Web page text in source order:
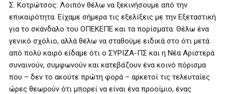
Σ. Κοτρώτσος: Λοιπόν θέλω να ξεκινήσουμε από την
επικαιρότητα. Είχαμε σήμερα τις εξελίξεις με την Εξεταστική
για το σκάνδαλο του ΟΠΕΚΕΠΕ και τα πορίσματα. Θέλω ένα
γενικό σχόλιο, αλλά θέλω να σταθούμε ειδικά στο ότι μετά
από πολύ καιρό είδαμε ότι ο ΣΥΡΙΖΑ-ΠΣ και η Νέα Αριστερά
συναινούν, συμφωνούν και κατεβάζουν ένα κοινό πόρισμα
που – δεν το ακούτε πρώτη φορά – αρκετοί τις τελευταίες
ώρες θεωρούν ότι μπορεί να είναι ένα προοίμιο, ένας